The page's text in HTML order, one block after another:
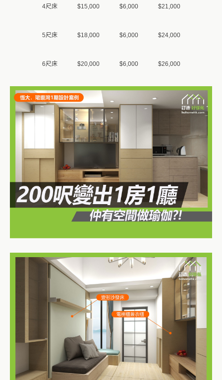
4尺床 $15,000 $6,000 $21,000
5尺床 $18,000 $6,000 $24,000
6尺床 $20,000 $6,000 $26,000